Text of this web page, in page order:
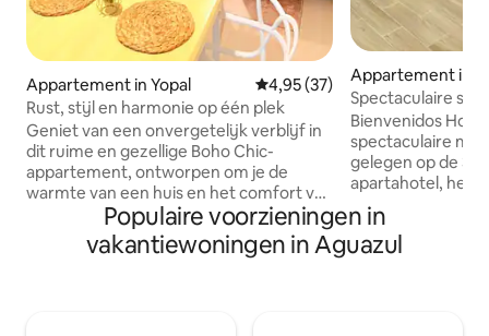
Appartement in Yopal Gemiddelde beoordeling van
4,95 (37)
Rust, stijl en harmonie op één plek
Geniet van een onvergetelijk verblijf in
dit ruime en gezellige Boho Chic-
appartement, ontworpen om je de
warmte van een huis en het comfort van
een moderne ruimte te bieden. Als je
binnenkomt, voel je een sfeer van rust,
frisheid en ruimtelijkheid, perfect om te
Appartement in
Spectaculaire
Bienvenidos
spectaculaire
gelegen op de 3e
apartahotel, het
uitgerust om je
aangenaam
bezoek aan de stad. In deze
Populaire voorzieningen in
vakantiewoningen in Aguazul